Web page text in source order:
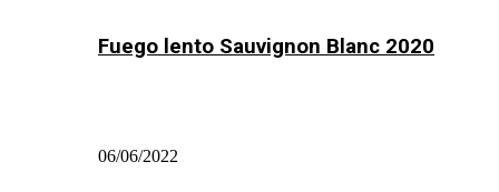
Fuego lento Sauvignon Blanc 2020
06/06/2022